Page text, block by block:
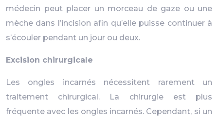
médecin peut placer un morceau de gaze ou une
mèche dans l’incision afin qu’elle puisse continuer à
s’écouler pendant un jour ou deux.
Excision chirurgicale
Les ongles incarnés nécessitent rarement un
traitement chirurgical. La chirurgie est plus
fréquente avec les ongles incarnés. Cependant, si un